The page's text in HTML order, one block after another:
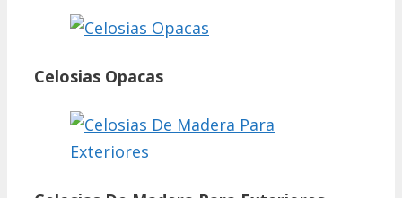
Celosias Opacas